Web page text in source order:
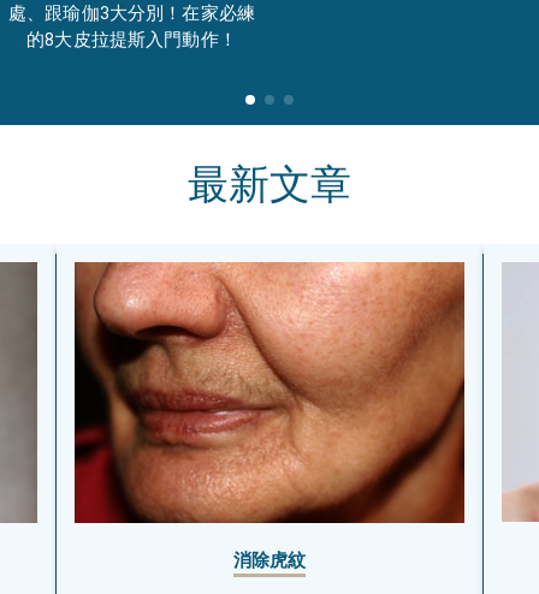
處、跟瑜伽3大分別！在家必練
的8大皮拉提斯入門動作！
最新文章
消除虎紋